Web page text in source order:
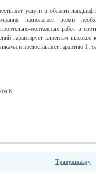
услуги в области
располагает всеми
монтажных работ в
гарантирует клиентам
и предоставляет гарантию 1
6
Травушка.ру